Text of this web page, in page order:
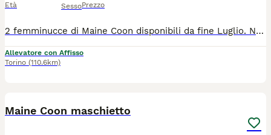
Età SessoPrezzo
2 femminucce di Maine Coon disponibili da fine Luglio. Nate il 24/4, colore black silver tortie, caratteri mansueti e affettuosi. Genitori testati per le principali patologie. Verranno cedute con ciclo vaccinale completo, microchip, contratto da compagnia e pedigree. Le cucciole sono nate e cresciute in ambiente domestico, abituate a cani, gatti e persone. Vengono manipolate quotidianamente per spazzolatura, taglio unghie e bagnetto. Abituate al trasportino.
Allevatore con Affisso
Torino (110.6km)
Maine Coon maschietto